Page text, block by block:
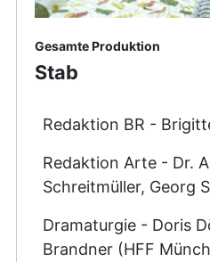
Gesamte Produktion
Stab
Redaktion BR -
Redaktion Arte - Dr.
Schreitmüller, Georg
Dramaturgie - Doris
Brandner (HFF